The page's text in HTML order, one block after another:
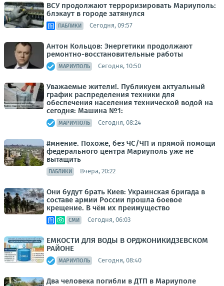
ВСУ продолжают терроризировать Мариуполь:
блэкаут в городе затянулся
ПАБЛИКИ Сегодня, 09:57
Антон Кольцов: Энергетики продолжают
ремонтно-восстановительные работы
МАРИУПОЛЬ Сегодня, 10:50
Уважаемые жители!. Публикуем актуальный
график распределения техники для
обеспечения населения технической водой на
сегодня: Машина №1:
МАРИУПОЛЬ Сегодня, 08:24
#мнение. Похоже, без ЧС/ЧП и прямой помощи
федерального центра Мариуполь уже не
вытащить
ПАБЛИКИ Вчера, 20:22
Они будут брать Киев: Украинская бригада в
составе армии России прошла боевое
крещение. В чём их преимущество
СМИ Сегодня, 06:03
ЕМКОСТИ ДЛЯ ВОДЫ В ОРДЖОНИКИДЗЕВСКОМ
РАЙОНЕ
МАРИУПОЛЬ Сегодня, 08:40
Два человека погибли в ДТП в Мариуполе